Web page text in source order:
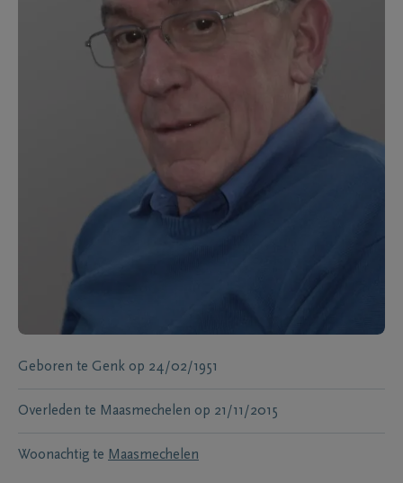
Geboren te Genk op 24/02/1951
Overleden te Maasmechelen op 21/11/2015
Woonachtig te Maasmechelen